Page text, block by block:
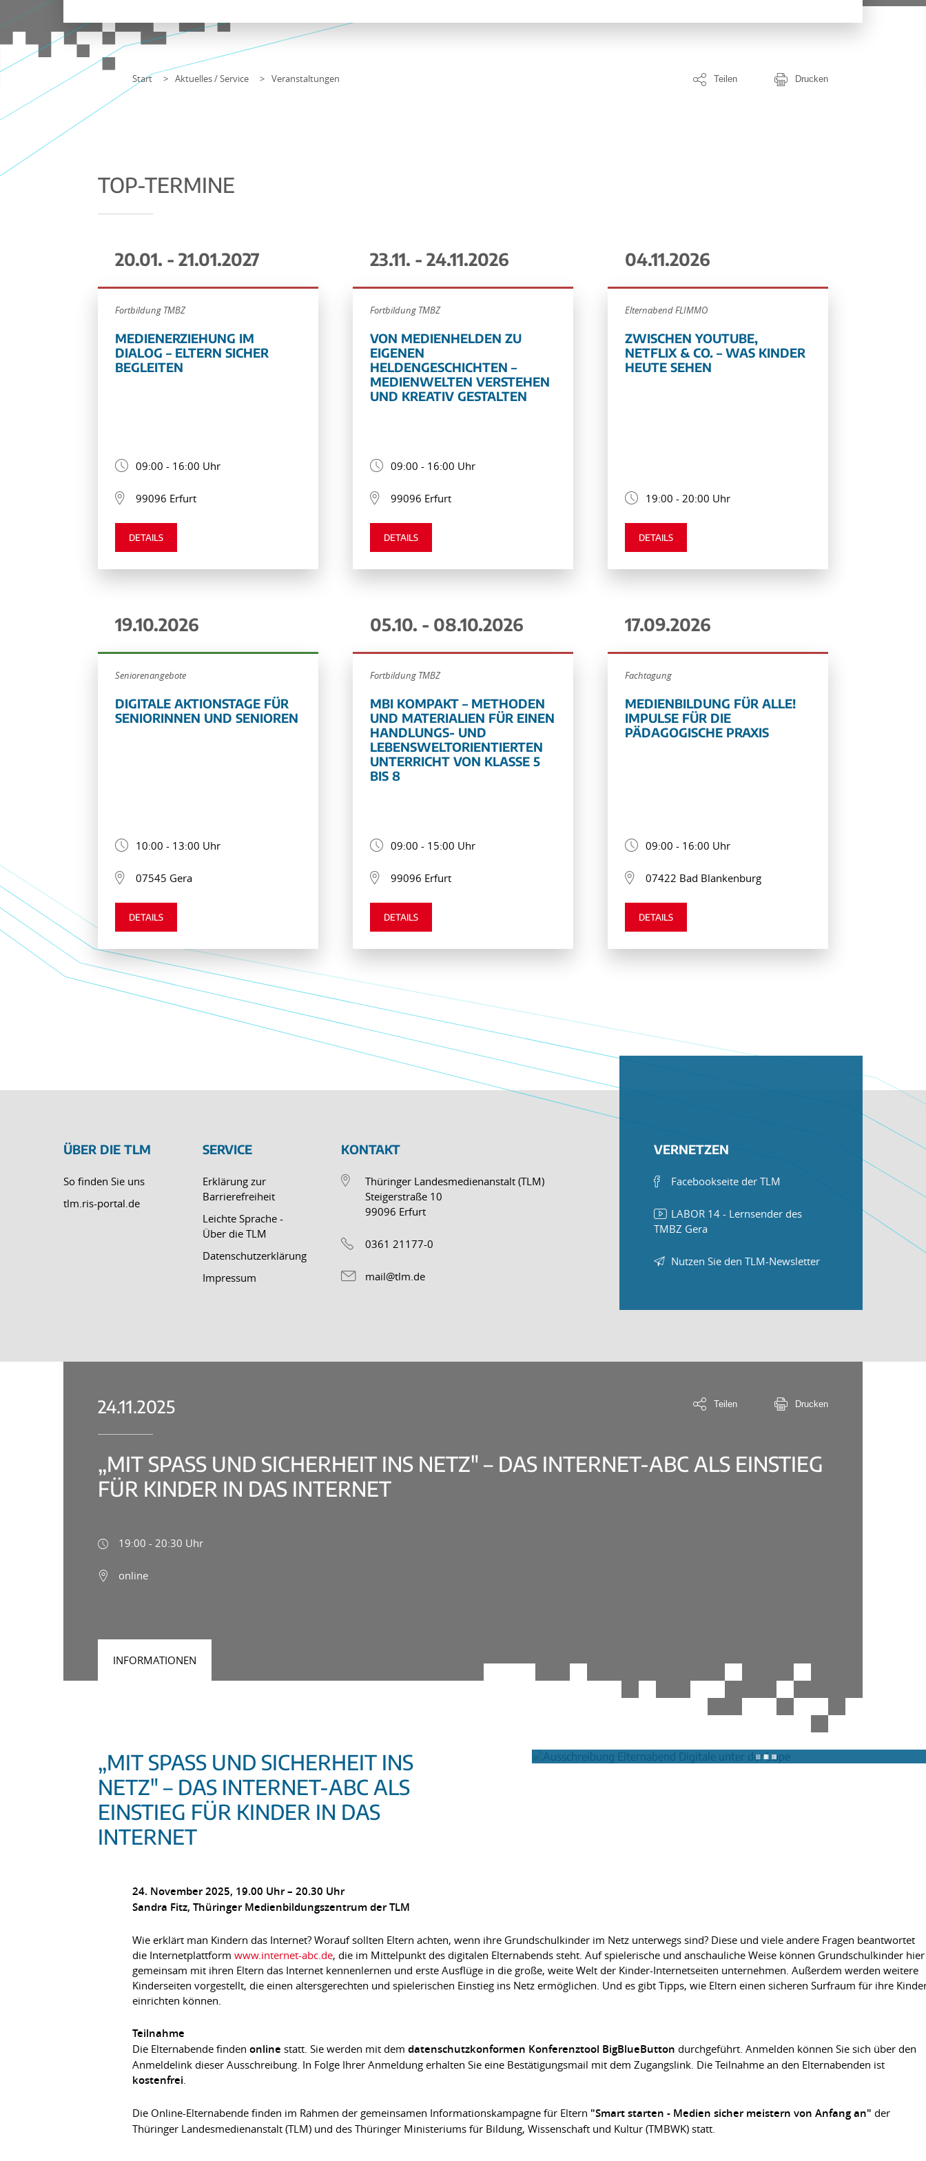
Start Aktuelles / Service Veranstaltungen Teilen Drucken
TOP-TERMINE
20.01. - 21.01.2027
Fortbildung TMBZ
MEDIENERZIEHUNG IM
DIALOG – ELTERN SICHER
BEGLEITEN
09:00 - 16:00 Uhr
99096 Erfurt
DETAILS
23.11. - 24.11.2026
Fortbildung TMBZ
VON MEDIENHELDEN ZU
EIGENEN
HELDENGESCHICHTEN –
MEDIENWELTEN VERSTEHEN
UND KREATIV GESTALTEN
09:00 - 16:00 Uhr
99096 Erfurt
DETAILS
04.11.2026
Elternabend FLIMMO
ZWISCHEN YOUTUBE,
NETFLIX & CO. – WAS KINDER
HEUTE SEHEN
19:00 - 20:00 Uhr
DETAILS
19.10.2026
Seniorenangebote
DIGITALE AKTIONSTAGE FÜR
SENIORINNEN UND SENIOREN
10:00 - 13:00 Uhr
07545 Gera
DETAILS
05.10. - 08.10.2026
Fortbildung TMBZ
MBI KOMPAKT – METHODEN
UND MATERIALIEN FÜR EINEN
HANDLUNGS- UND
LEBENSWELTORIENTIERTEN
UNTERRICHT VON KLASSE 5
BIS 8
09:00 - 15:00 Uhr
99096 Erfurt
DETAILS
17.09.2026
Fachtagung
MEDIENBILDUNG FÜR ALLE!
IMPULSE FÜR DIE
PÄDAGOGISCHE PRAXIS
09:00 - 16:00 Uhr
07422 Bad Blankenburg
DETAILS
ÜBER DIE TLM
So finden Sie uns
tlm.ris-portal.de
SERVICE
Erklärung zur
Barrierefreiheit
Leichte Sprache -
Über die TLM
Datenschutzerklärung
Impressum
KONTAKT
Thüringer Landesmedienanstalt (TLM)
Steigerstraße 10
99096 Erfurt
0361 21177-0
mail@tlm.de
VERNETZEN
Facebookseite der TLM
LABOR 14 - Lernsender des
TMBZ Gera
Nutzen Sie den TLM-Newsletter
24.11.2025 Teilen Drucken
„MIT SPASS UND SICHERHEIT INS NETZ" – DAS INTERNET-ABC ALS EINSTIEG F
ÜR KINDER IN DAS INTERNET
19:00 - 20:30 Uhr
online
INFORMATIONEN
„MIT SPASS UND SICHERHEIT INS N
ETZ" – DAS INTERNET-ABC ALS E
INSTIEG FÜR KINDER IN DAS I
NTERNET
24. November 2025, 19.00 Uhr – 20.30 Uhr
Sandra Fitz, Thüringer Medienbildungszentrum der TLM
Wie erklärt man Kindern das Internet? Worauf sollten Eltern achten, wenn ihre Grundschulkinder im Netz unterwegs sind? Diese und viele andere Fragen beantwortet
die Internetplattform www.internet-abc.de, die im Mittelpunkt des digitalen Elternabends steht. Auf spielerische und anschauliche Weise können Grundschulkinder hier
gemeinsam mit ihren Eltern das Internet kennenlernen und erste Ausflüge in die große, weite Welt der Kinder-Internetseiten unternehmen. Außerdem werden weitere
Kinderseiten vorgestellt, die einen altersgerechten und spielerischen Einstieg ins Netz ermöglichen. Und es gibt Tipps, wie Eltern einen sicheren Surfraum für ihre
einrichten können.
Teilnahme
Die Elternabende finden online statt. Sie werden mit dem datenschutzkonformen Konferenztool BigBlueButton durchgeführt. Anmelden können Sie sich über den
Anmeldelink dieser Ausschreibung. In Folge Ihrer Anmeldung erhalten Sie eine Bestätigungsmail mit dem Zugangslink. Die Teilnahme an den Elternabenden ist
kostenfrei
Die Online-Elternabende finden im Rahmen der gemeinsamen Informationskampagne für Eltern "Smart starten - Medien sicher meistern von Anfang an" der
Thüringer Landesmedienanstalt (TLM) und des Thüringer Ministeriums für Bildung, Wissenschaft und Kultur (TMBWK) statt.